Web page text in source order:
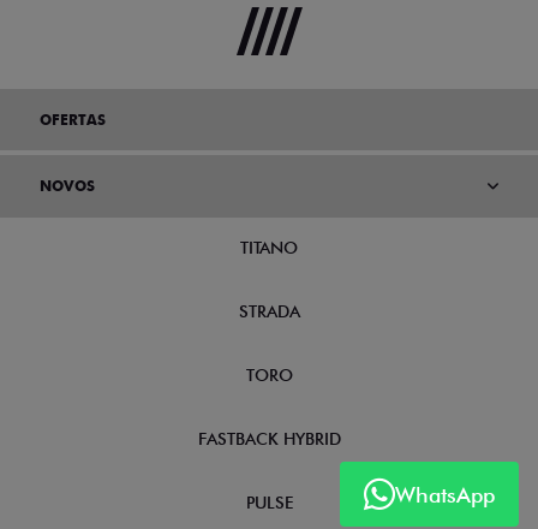
WhatsApp
OFERTAS
NOVOS
TITANO
STRADA
TORO
FASTBACK HYBRID
PULSE